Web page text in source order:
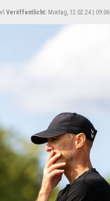
Veröffentlicht: Montag, 12.02.24 | 09:06